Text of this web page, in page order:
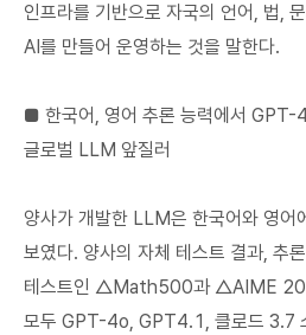
인프라를 기반으로 자국의 언어, 법,
AI를 만들어 운영하는 것을 말한다.
■ 한국어, 영어 추론 능력에서 GPT-
글로벌 LLM 앞질러
양사가 개발한 LLM은 한국어와 영어
보였다. 양사의 자체 테스트 결과, 추
테스트인 △Math500과 △AIME
모두 GPT-4o, GPT4.1, 클로드 3.7